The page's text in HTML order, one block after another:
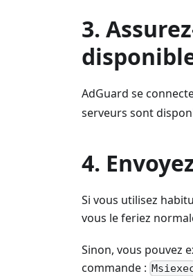
3.
AdGuard se
serveurs sont
4.
Si vous utilisez
vous le feriez
Sinon, vous pouvez
commande :